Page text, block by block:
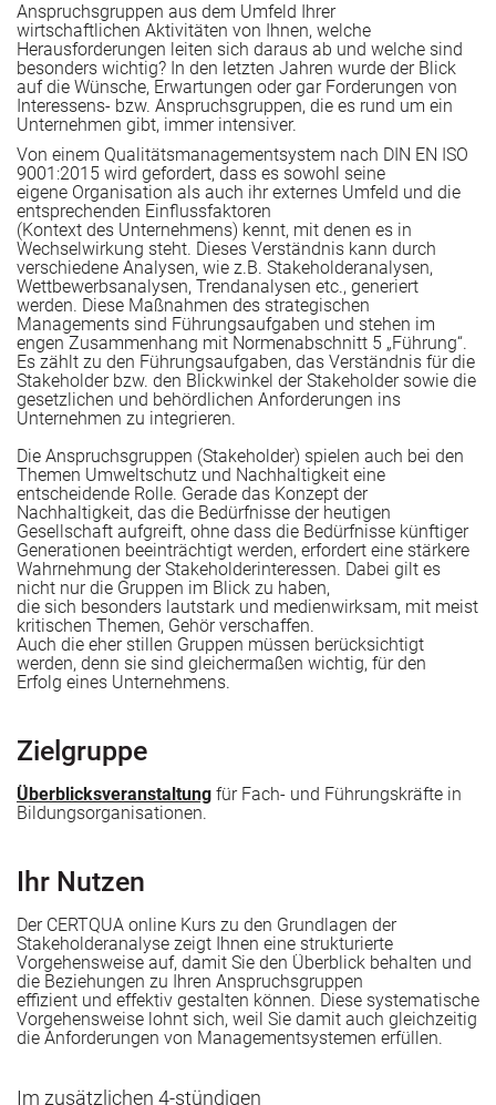
und Impulse für QM-Anwenderinnen und
Bildungsunternehmen
Anspruchsgruppen aus dem Umfeld Ihrer
wirtschaftlichen Aktivitäten von Ihnen, welche
Herausforderungen leiten sich daraus ab und welche sind
besonders wichtig? In den letzten Jahren wurde der Blick
auf die Wünsche, Erwartungen oder gar Forderungen von
Interessens- bzw. Anspruchsgruppen, die es rund um ein
Unternehmen gibt, immer intensiver.
Von einem Qualitätsmanagementsystem nach DIN EN ISO
9001:2015 wird gefordert, dass es sowohl seine
eigene Organisation als auch ihr externes Umfeld und die
entsprechenden Einflussfaktoren
(Kontext des Unternehmens) kennt, mit denen es in
Wechselwirkung steht. Dieses Verständnis kann durch
verschiedene Analysen, wie z.B. Stakeholderanalysen,
Wettbewerbsanalysen, Trendanalysen etc., generiert
werden. Diese Maßnahmen des strategischen
Managements sind Führungsaufgaben und stehen im
engen Zusammenhang mit Normenabschnitt 5 „Führung“.
Es zählt zu den Führungsaufgaben, das Verständnis für die
Stakeholder bzw. den Blickwinkel der Stakeholder sowie die
gesetzlichen und behördlichen Anforderungen ins
Unternehmen zu integrieren.
Die Anspruchsgruppen (Stakeholder) spielen auch bei den
Themen Umweltschutz und Nachhaltigkeit eine
entscheidende Rolle. Gerade das Konzept der
Nachhaltigkeit, das die Bedürfnisse der heutigen
Gesellschaft aufgreift, ohne dass die Bedürfnisse künftiger
Generationen beeinträchtigt werden, erfordert eine stärkere
Wahrnehmung der Stakeholderinteressen. Dabei gilt es
nicht nur die Gruppen im Blick zu haben,
die sich besonders lautstark und medienwirksam, mit meist
kritischen Themen, Gehör verschaffen.
Auch die eher stillen Gruppen müssen berücksichtigt
werden, denn sie sind gleichermaßen wichtig, für den
Erfolg eines Unternehmens.
Zielgruppe
Überblicksveranstaltung für Fach- und Führungskräfte in
Bildungsorganisationen.
Ihr Nutzen
Der CERTQUA online Kurs zu den Grundlagen der
Stakeholderanalyse zeigt Ihnen eine strukturierte
Vorgehensweise auf, damit Sie den Überblick behalten und
die Beziehungen zu Ihren Anspruchsgruppen
effizient und effektiv gestalten können. Diese systematische
Vorgehensweise lohnt sich, weil Sie damit auch gleichzeitig
die Anforderungen von Managementsystemen erfüllen.
Im zusätzlichen 4-stündigen